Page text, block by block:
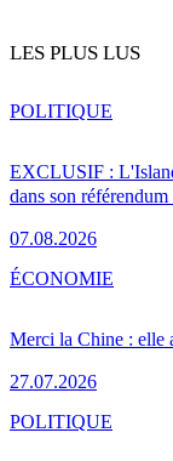
LES PLUS LUS
EXCLUSIF :
dans son
07.08.2026
POLITIQUE
Merci la Chine : elle
27.07.2026
ÉCONOMIE
POLITIQUE